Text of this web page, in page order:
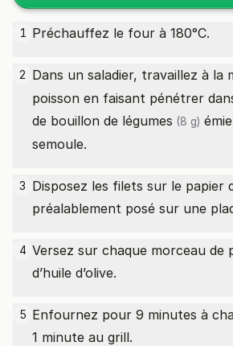
1 Préchauffez le four à 180°C.
2 Dans un saladier, travaillez à la
poisson en faisant pénétrer
de bouillon de légumes (8 g)
semoule.
3 Disposez les filets sur le papier
préalablement posé sur une
4 Versez sur chaque morceau de
d’huile d’olive.
5 Enfournez pour 9 minutes à
1 minute au grill.